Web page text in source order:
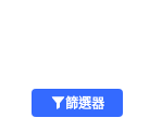
篩選器